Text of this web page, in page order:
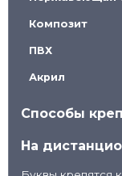
Композит
ПВХ
Акрил
Способы
На